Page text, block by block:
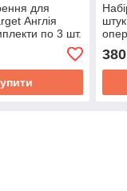
для
Англія
по 3 шт.
380